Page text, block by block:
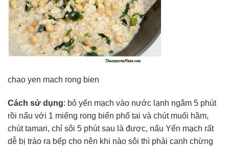
chao yen mach rong bien
Cách sử dụng: bỏ yến mạch vào nước lạnh ngâm 5 phút
rồi nấu với 1 miếng rong biển phổ tai và chút muối hầm,
chút tamari, chỉ sôi 5 phút sau là được, nấu Yến mạch rất
dễ bị trào ra bếp cho nên khi nào sôi thì phải canh chừng